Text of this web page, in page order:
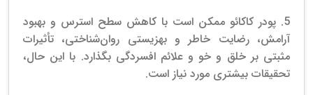
5. پودر
کاکائو ممکن است با کاهش سطح استرس و بهبود
آرامش، رضایت خاطر و بهزیستی روان‌شناختی، تأثیرات
مثبتی بر خلق و خو و علائم افسردگی بگذارد. با این حال،
تحقیقات بیشتری مورد نیاز است.